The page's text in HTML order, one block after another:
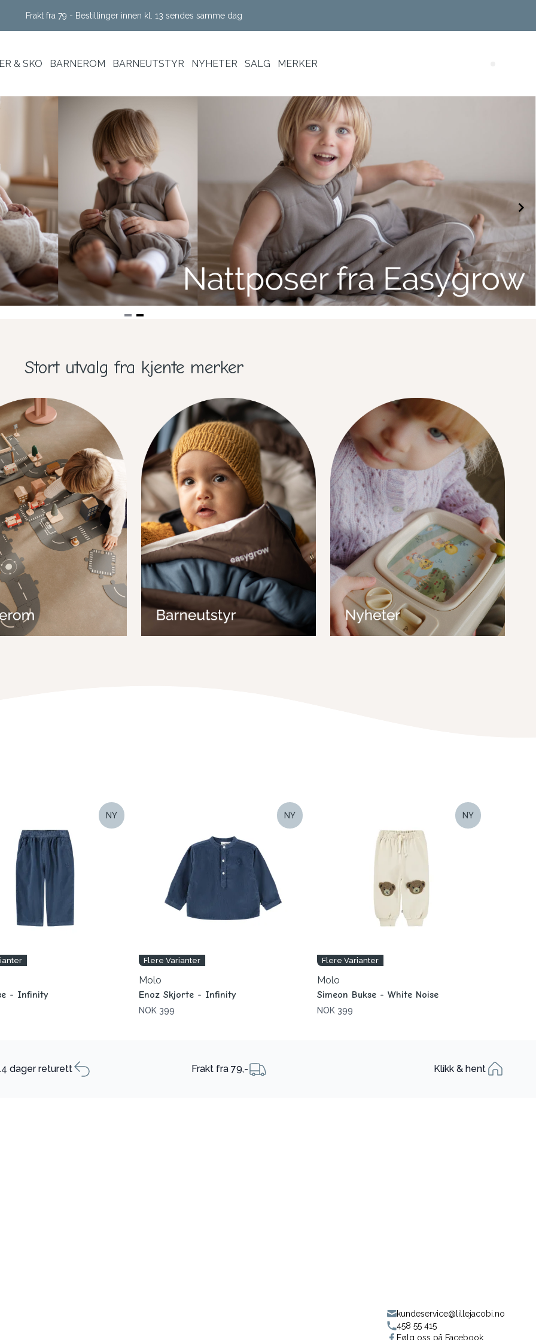
Frakt fra 79 - Bestillinger innen kl. 13 sendes samme dag
& SKO BARNEROM BARNEUTSTYR NYHETER SALG MERKER
Stort utvalg fra kjente merker
NY
- Infinity
NY
Flere Varianter
Molo
Enoz Skjorte - Infinity
NOK 399
NY
Flere Varianter
Molo
Simeon Bukse - White Noise
NOK 399
dager returett Frakt fra 79,- Klikk & hent
kundeservice@lillejacobi.no
458 55 415
Følg oss på Facebook